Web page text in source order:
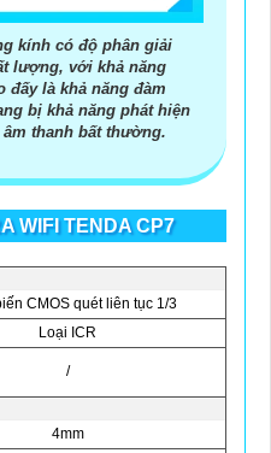
kính có độ phân giải
lượng, với khả năng
đấy là khả năng đàm
bị khả năng phát hiện
thanh bất thường.
WIFI TENDA CP7
CMOS quét liên tục 1/3
Loại ICR
/
4mm